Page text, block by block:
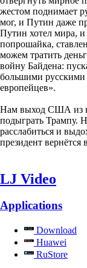
жестом поднимает
мог, и Путин даже
Путин хотел мира, и
попрошайка,
можем тратить
войну Байдена:
большими русскими
европейцев».
Нам выход США из
подыграть Трампу.
расслабиться и
президент вернётся
LJ Video
Applications
Download
Huawei
RuStore